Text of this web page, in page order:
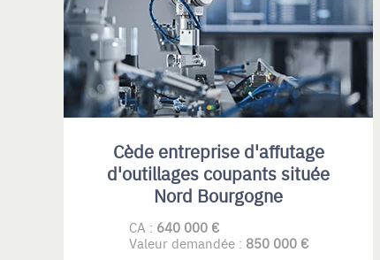
Cède entreprise d'affutage
d'outillages coupants située
Nord Bourgogne
CA : 640 000 €
Valeur demandée : 850 000 €